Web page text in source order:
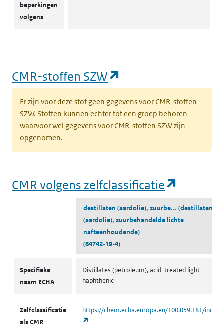
beperkingen
volgens
CMR-stoffen SZW
Er zijn voor deze stof geen gegevens voor CMR-stoffen
SZW. Stoffen kunnen echter tot een groep behoren
waarvoor wel gegevens voor CMR-stoffen SZW zijn
opgenomen.
CMR volgens zelfclassificatie
destillaten (aardolie), zuurbe... (destillaten
(aardolie), zuurbehandelde lichte
nafteenhoudende)
(64742-19-4)
Specifieke
naam ECHA
Distillates (petroleum), acid-treated light
naphthenic
Zelfclassificatie
als CMR
https://chem.echa.europa.eu/100.059.181/